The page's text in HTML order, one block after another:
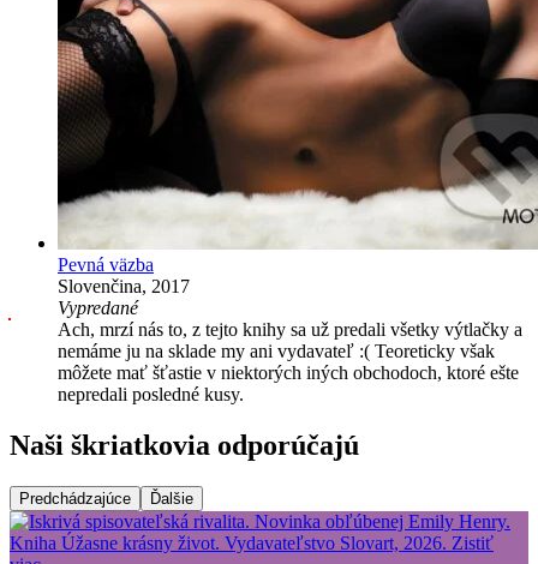
Pevná väzba
Slovenčina, 2017
Vypredané
Ach, mrzí nás to, z tejto knihy sa už predali všetky výtlačky a
nemáme ju na sklade my ani vydavateľ :( Teoreticky však
môžete mať šťastie v niektorých iných obchodoch, ktoré ešte
nepredali posledné kusy.
Naši škriatkovia odporúčajú
Predchádzajúce Ďalšie